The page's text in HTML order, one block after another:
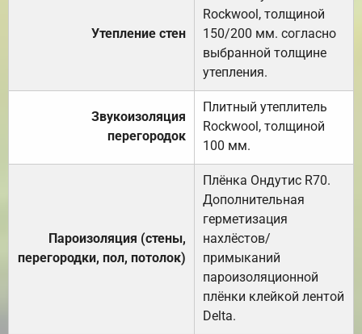
Утепление стен
Rockwool, толщиной
150/200 мм. согласно
выбранной толщине
утепления.
Звукоизоляция
перегородок
Плитный утеплитель
Rockwool, толщиной
100 мм.
Пароизоляция (стены,
перегородки, пол, потолок)
Плёнка Ондутис R70.
Дополнительная
герметизация
нахлёстов/
примыканий
пароизоляционной
плёнки клейкой лентой
Delta.